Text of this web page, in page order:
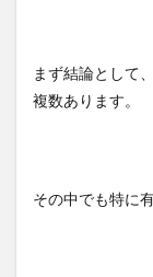
まず結論として
複数あります。
その中でも特に